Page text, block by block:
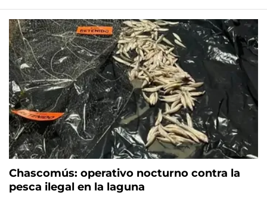
Chascomús: operativo nocturno contra la
pesca ilegal en la laguna